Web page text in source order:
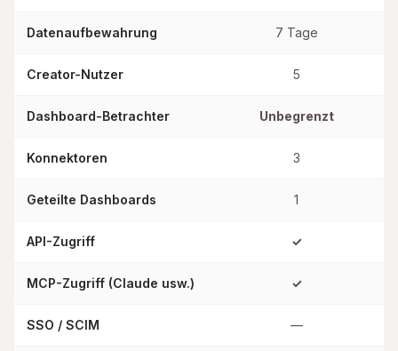
Datenaufbewahrung 7 Tage
Creator-Nutzer 5
Dashboard-Betrachter Unbegrenzt
Konnektoren 3
Geteilte Dashboards 1
API-Zugriff ✓
MCP-Zugriff (Claude usw.) ✓
SSO / SCIM —